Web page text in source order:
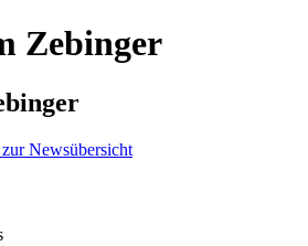
Zebinger
Newsübersicht